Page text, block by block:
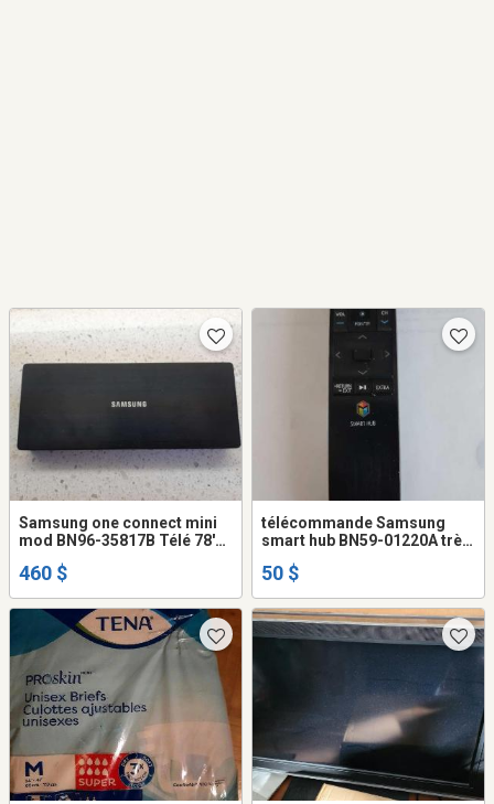
Samsung one connect mini
mod BN96-35817B Télé 78'
460 $
télécommande Samsung
smart hub BN59-01220A très
50 $